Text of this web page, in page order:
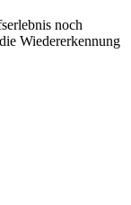
noch
Wiedererkennung